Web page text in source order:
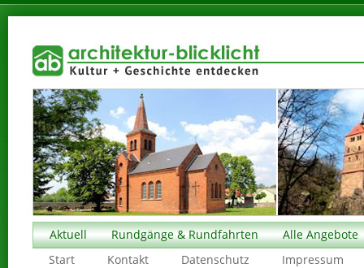
Aktuell Rundgänge & Rundfahrten
Alle Angebote
Start
Kontakt Datenschutz Impressum